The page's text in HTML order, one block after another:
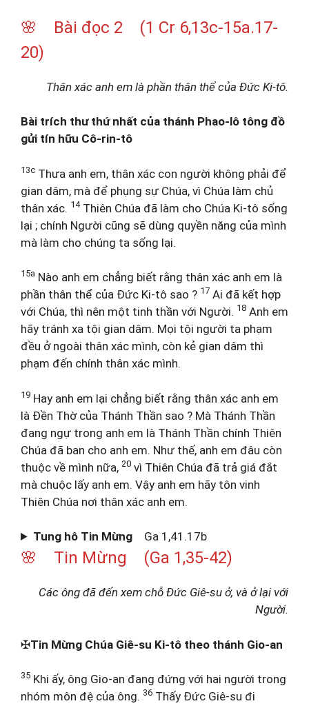
🌸 Bài đọc 2 (1 Cr 6,13c-15a.17-
20)
Thân xác anh em là phần thân thể của Đức Ki-tô.
Bài trích thư thứ nhất của thánh Phao-lô tông đồ
gửi tín hữu Cô-rin-tô
13c Thưa anh em, thân xác con người không phải để
gian dâm, mà để phụng sự Chúa, vì Chúa làm chủ
thân xác. 14Thiên Chúa đã làm cho Chúa Ki-tô sống
lại ; chính Người cũng sẽ dùng quyền năng của mình
mà làm cho chúng ta sống lại.
15a Nào anh em chẳng biết rằng thân xác anh em là
phần thân thể của Đức Ki-tô sao ? 17 Ai đã kết hợp
với Chúa, thì nên một tinh thần với Người. 18 Anh em
hãy tránh xa tội gian dâm. Mọi tội người ta phạm
đều ở ngoài thân xác mình, còn kẻ gian dâm thì
phạm đến chính thân xác mình.
19 Hay anh em lại chẳng biết rằng thân xác anh em
là Đền Thờ của Thánh Thần sao ? Mà Thánh Thần
đang ngự trong anh em là Thánh Thần chính Thiên
Chúa đã ban cho anh em. Như thế, anh em đâu còn
thuộc về mình nữa, 20 vì Thiên Chúa đã trả giá đắt
mà chuộc lấy anh em. Vậy anh em hãy tôn vinh
Thiên Chúa nơi thân xác anh em.
Tung hô Tin Mừng Ga 1,41.17b
🌸 Tin Mừng (Ga 1,35-42)
Các ông đã đến xem chỗ Đức Giê-su ở, và ở lại với
Người.
✠Tin Mừng Chúa Giê-su Ki-tô theo thánh Gio-an
35 Khi ấy, ông Gio-an đang đứng với hai người trong
nhóm môn đệ của ông. 36 Thấy Đức Giê-su đi